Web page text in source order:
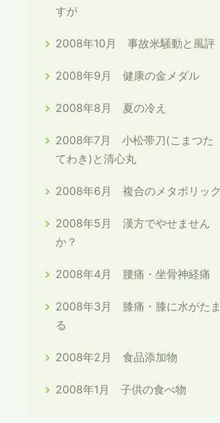
すが
2008年10月 事故米騒動と風評
2008年9月 健康の金メダル
2008年8月 夏の冷え
2008年7月 小松帯刀(こまつた
てわき)と清心丸
2008年6月 複合のメタボリック
2008年5月 漢方でやせません
か？
2008年4月 腰痛・坐骨神経痛
2008年3月 膝痛・膝に水がたま
る
2008年2月 食品添加物
2008年1月 子供の食べ物